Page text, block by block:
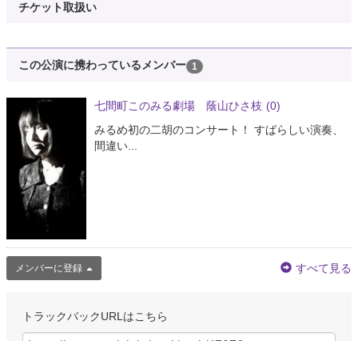
チケット取扱い
この公演に携わっているメンバー 1
七間町このみる劇場 蔭山ひさ枝 (0)
みるめ初の二胡のコンサート！ すばらしい演奏、
間違い...
メンバーに登録 すべて見る
トラックバックURLはこちら